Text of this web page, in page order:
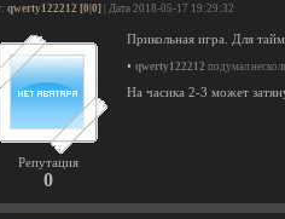
qwerty122212 [0|0] | Дата 2018-05-17 19:29:32
Репутация
0
Прикольная игра. Для
• qwerty122212 подумал
На часика 2-3 может